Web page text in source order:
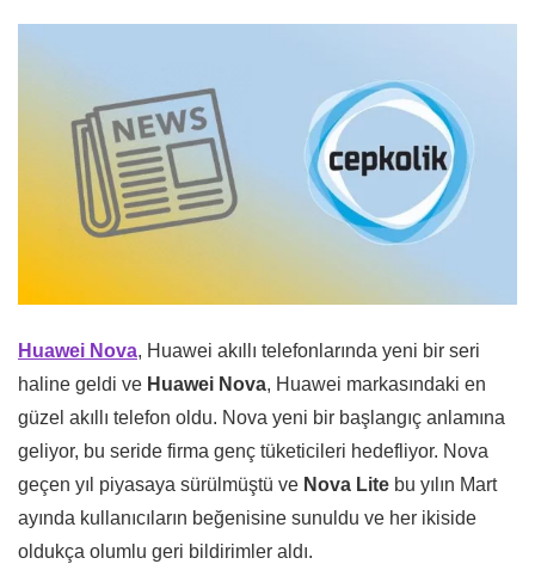
Huawei Nova, Huawei akıllı telefonlarında yeni bir seri
haline geldi ve Huawei Nova, Huawei markasındaki en
güzel akıllı telefon oldu. Nova yeni bir başlangıç ​​anlamına
geliyor, bu seride firma genç tüketicileri hedefliyor. Nova
geçen yıl piyasaya sürülmüştü ve Nova Lite bu yılın Mart
ayında kullanıcıların beğenisine sunuldu ve her ikiside
oldukça olumlu geri bildirimler aldı.